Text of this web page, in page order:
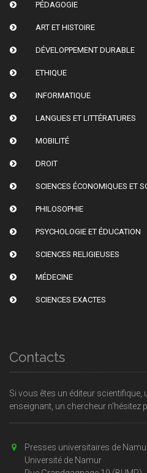
PÉDAGOGIE
ART ET HISTOIRE
DÉVELOPPEMENT DURABLE
ETHIQUE
INFORMATIQUE
LANGUES ET LITTÉRATURES
MOBILITÉ
DROIT
SCIENCES ÉCONOMIQUES ET
PHILOSOPHIE
PSYCHOLOGIE ET ÉDUCATION
SCIENCES RELIGIEUSES
MÉDECINE
SCIENCES EXACTES
Contacts
Si vous êtes un éditeur scientifique,
enseignant, un chercheur n'hésitez
Presses universitaires de
Université de Namur